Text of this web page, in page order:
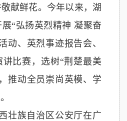
献鲜花。今年以来，湖
“弘扬英烈精神 凝聚奋
动、英烈事迹报告会、
讲比赛，选树“荆楚最美
推动全员崇尚英模、学
壮族自治区公安厅在广